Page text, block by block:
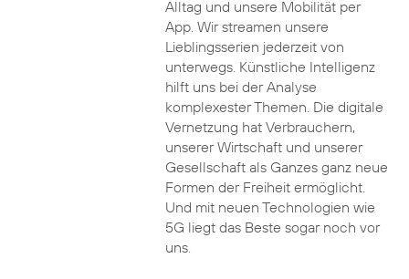
Alltag und unsere Mobilität per
App. Wir streamen unsere
Lieblingsserien jederzeit von
unterwegs. Künstliche Intelligenz
hilft uns bei der Analyse
komplexester Themen. Die digitale
Vernetzung hat Verbrauchern,
unserer Wirtschaft und unserer
Gesellschaft als Ganzes ganz neue
Formen der Freiheit ermöglicht.
Und mit neuen Technologien wie
5G liegt das Beste sogar noch vor
uns.